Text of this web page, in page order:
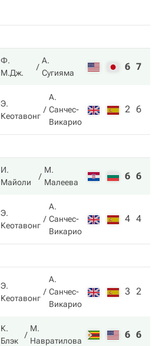
Ф.
М.Дж.
А.
Сугияма
6 7
Э.
Кеотавонг
А.
Санчес-
Викарио
2 6
И.
Майоли
М.
Малеева
6 6
Э.
Кеотавонг
А.
Санчес-
Викарио
4 4
Э.
Кеотавонг
А.
Санчес-
Викарио
3 2
К.
Блэк
М.
Навратилова
6 6